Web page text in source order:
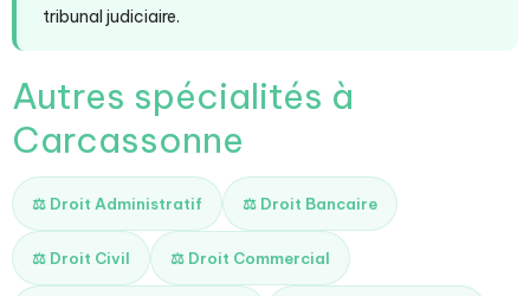
tribunal judiciaire.
Autres spécialités à
Carcassonne
⚖️ Droit Administratif ⚖️ Droit Bancaire
⚖️ Droit Civil ⚖️ Droit Commercial